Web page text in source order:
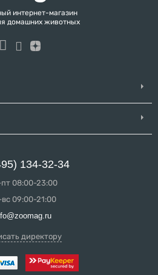
интернет-магазин
домашних животных
134-32-34
08:00-23:00
09:00-21:00
директору